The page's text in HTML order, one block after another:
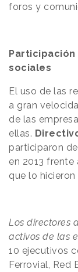
foros y
sociales
El uso de las
a gran
de las
ellas.
participaron
en 2013 frente
que lo hicieron
Los directores
activos de las
10 ejecutivos
Ferrovial, Red